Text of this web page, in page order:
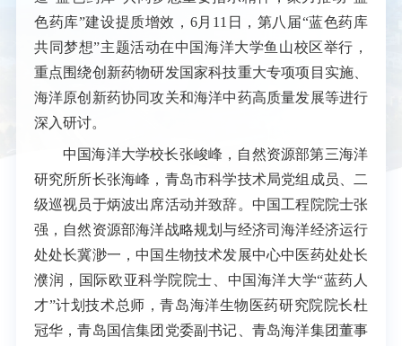
色药库”建设提质增效，6月11日，第八届“蓝色药库
共同梦想”主题活动在中国海洋大学鱼山校区举行，
重点围绕创新药物研发国家科技重大专项项目实施、
海洋原创新药协同攻关和海洋中药高质量发展等进行
深入研讨。
中国海洋大学校长张峻峰，自然资源部第三海洋
研究所所长张海峰，青岛市科学技术局党组成员、二
级巡视员于炳波出席活动并致辞。中国工程院院士张
强，自然资源部海洋战略规划与经济司海洋经济运行
处处长冀渺一，中国生物技术发展中心中医药处处长
濮润，国际欧亚科学院院士、中国海洋大学“蓝药人
才”计划技术总师，青岛海洋生物医药研究院院长杜
冠华，青岛国信集团党委副书记、青岛海洋集团董事